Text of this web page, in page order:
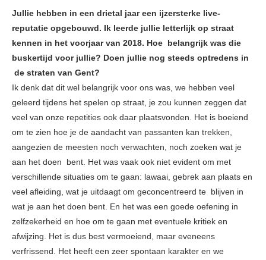
Jullie hebben in een drietal jaar een ijzersterke live-
reputatie opgebouwd. Ik leerde jullie letterlijk op straat
kennen in het voorjaar van 2018. Hoe belangrijk was die
buskertijd voor jullie? Doen jullie nog steeds optredens in
de straten van Gent?
Ik denk dat dit wel belangrijk voor ons was, we hebben veel
geleerd tijdens het spelen op straat, je zou kunnen zeggen dat
veel van onze repetities ook daar plaatsvonden. Het is boeiend
om te zien hoe je de aandacht van passanten kan trekken,
aangezien de meesten noch verwachten, noch zoeken wat je
aan het doen bent. Het was vaak ook niet evident om met
verschillende situaties om te gaan: lawaai, gebrek aan plaats en
veel afleiding, wat je uitdaagt om geconcentreerd te blijven in
wat je aan het doen bent. En het was een goede oefening in
zelfzekerheid en hoe om te gaan met eventuele kritiek en
afwijzing. Het is dus best vermoeiend, maar eveneens
verfrissend. Het heeft een zeer spontaan karakter en we